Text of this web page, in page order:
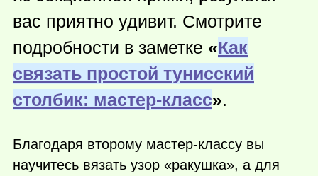
вас приятно удивит. Смотрите
подробности в заметке «Как
связать простой тунисский
столбик: мастер-класс».
Благодаря второму мастер-классу вы
научитесь вязать узор «ракушка», а для